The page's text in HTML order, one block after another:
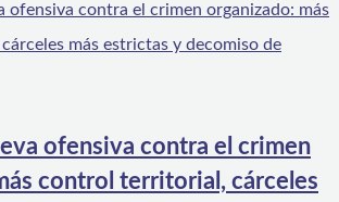
ofensiva contra el crimen
control territorial, cárceles